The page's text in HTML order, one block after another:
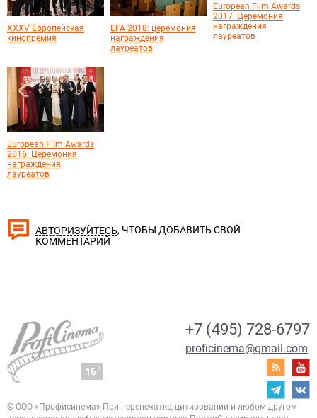
XXXV Европейская
кинопремия
EFA 2018: церемония
награждения
лауреатов
European Film Awards
2017: Церемония
награждения
лауреатов
European Film Awards
2016: Церемония
награждения
лауреатов
АВТОРИЗУЙТЕСЬ, ЧТОБЫ ДОБАВИТЬ СВОЙ
КОММЕНТАРИЙ
+7 (495) 728-6797
proficinema@gmail.com
© ООО «Профисинема» При перепечатке, цитировании и любом другом